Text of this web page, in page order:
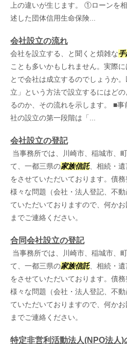
上の違いが生じます。 ①ローンを
述した団体信用生命保険...
会社設立の流れ
会社を設立する、と聞くと煩雑な手
ことも多いかもしれません。実際
とで会社は成立するのでしょうか
立」という方法で設立するにはどの
るのか、その流れを示します。 ■
社の設立の第一段階は「...
会社設立の登記
当事務所では、川崎市、稲城市、
て、一都三県の家族信託、相続・
をさせていただいております。債務
様々な問題（会社・法人登記、不
ていただいておりますので、何か
までご連絡ください。
合同会社設立の登記
当事務所では、川崎市、稲城市、
て、一都三県の家族信託、相続・
をさせていただいております。債務
様々な問題（会社・法人登記、不
ていただいておりますので、何か
までご連絡ください。
特定非営利活動法人(NPO法人)